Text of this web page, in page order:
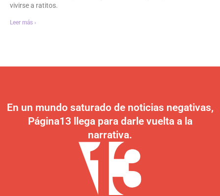
vivirse a ratitos.
Leer más ›
En un mundo saturado de noticias negativas,
Página13 llega para darle vuelta a la
narrativa.